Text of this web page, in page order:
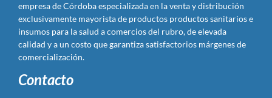
empresa de Córdoba especializada en la venta y distribución
exclusivamente mayorista de productos productos sanitarios e
insumos para la salud a comercios del rubro, de elevada
calidad y a un costo que garantiza satisfactorios márgenes de
comercialización.
Contacto